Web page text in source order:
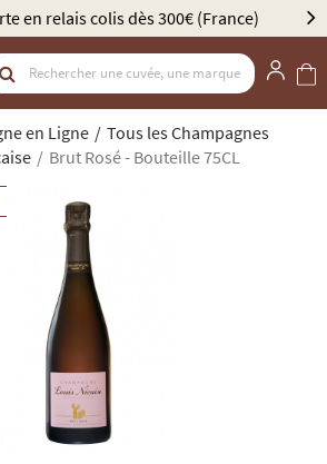
dès 300€ (France) Élu
en Ligne
Tous les Champagnes
Brut Rosé - Bouteille 75CL